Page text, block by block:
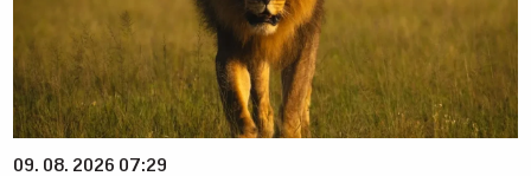
09. 08. 2026 07:29